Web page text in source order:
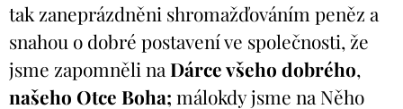
tak zaneprázdněni shromažďováním peněz a
snahou o dobré postavení ve společnosti, že
jsme zapomněli na Dárce všeho dobrého,
našeho Otce Boha; málokdy jsme na Něho